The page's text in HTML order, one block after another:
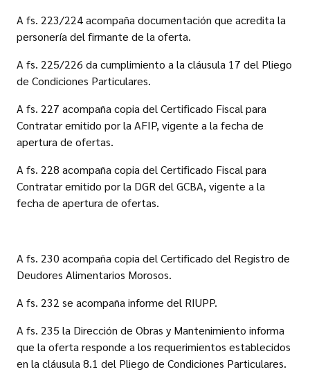
A fs. 223/224 acompaña documentación que acredita la
personería del firmante de la oferta.
A fs. 225/226 da cumplimiento a la cláusula 17 del Pliego
de Condiciones Particulares.
A fs. 227 acompaña copia del Certificado Fiscal para
Contratar emitido por la AFIP, vigente a la fecha de
apertura de ofertas.
A fs. 228 acompaña copia del Certificado Fiscal para
Contratar emitido por la DGR del GCBA, vigente a la
fecha de apertura de ofertas.
A fs. 230 acompaña copia del Certificado del Registro de
Deudores Alimentarios Morosos.
A fs. 232 se acompaña informe del RIUPP.
A fs. 235 la Dirección de Obras y Mantenimiento informa
que la oferta responde a los requerimientos establecidos
en la cláusula 8.1 del Pliego de Condiciones Particulares.